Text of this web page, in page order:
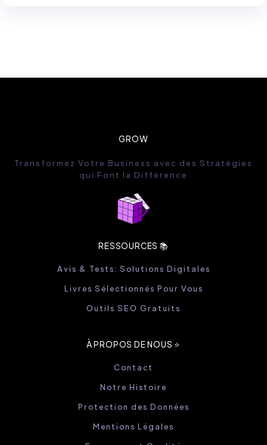
GROW
Transformez Votre Business avec des Stratégies
qui Font la Différence
RESSOURCES 📚
Avis & Tests: Solutions Digitales
Livres Sélectionnés Pour Vous
Outils SEO Gratuits
À PROPOS DE NOUS ⭐️
Contact
Notre Histoire
Protection des Données
Mentions Légales